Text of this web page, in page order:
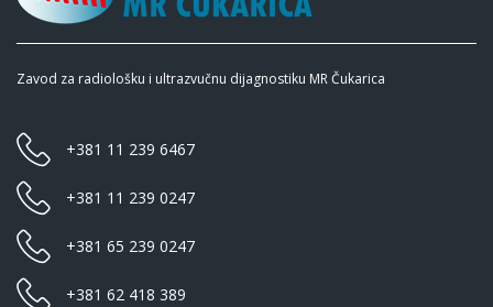
Zavod za radiološku i ultrazvučnu dijagnostiku MR Čukarica
+381 11 239 6467
+381 11 239 0247
+381 65 239 0247
+381 62 418 389